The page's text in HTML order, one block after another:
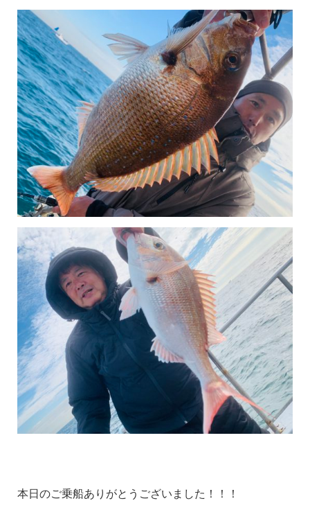
本日のご乗船ありがとうございました！！！